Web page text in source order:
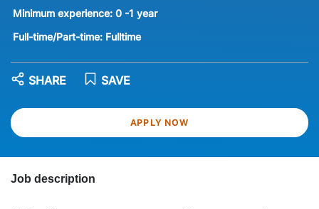
Minimum experience: 0 -1 year
Full-time/Part-time: Fulltime
APPLY NOW
SAVE
SHARE
Job description